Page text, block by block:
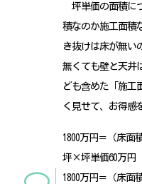
坪単価の面積に
積なのか施工面積
き抜けは床が無い
無くても壁と天井
ども含めた「施工
く見せて、お得感
1800万円＝（床面
坪×坪単価60万円
1800万円＝（床面